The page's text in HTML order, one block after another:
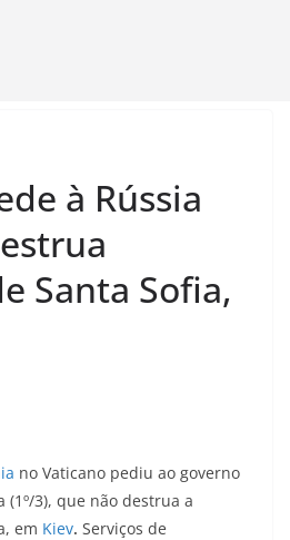
à Rússia
Santa Sofia,
no Vaticano pediu ao governo
3), que não destrua a
em Kiev. Serviços de